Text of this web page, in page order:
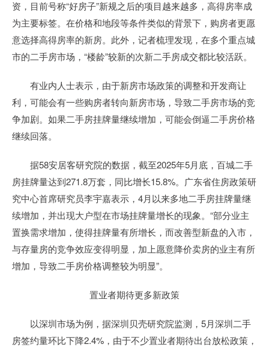
资，目前号称“好房子”新规之后的项目越来越多，高得房率成
为主要标签。在价格和地段等条件类似的背景下，购房者更愿
意选择高得房率的新房。此外，记者梳理发现，在多个重点城
市的二手房市场，“楼龄”较新的次新二手房成交都比较活跃。
有业内人士表示，由于新房市场政策的调整和开发商让
利，可能会有一些购房者转向新房市场，导致二手房市场的竞
争加剧。如果二手房挂牌量继续增加，可能会倒逼二手房价格
继续回落。
据58安居客研究院的数据，截至2025年5月底，百城二手
房挂牌量达到271.8万套，同比增长15.8%。广东省住房政策研
究中心首席研究员李宇嘉表示，4月以来多地二手房挂牌量继
续增加，并出现大户型在市场挂牌量增长的现象。“部分业主
置换需求增加，使得挂牌量有所增长，而改善型新盘的入市，
与存量房的竞争效应变得明显，加上愿意降价卖房的业主有所
增加，导致二手房价格调整较为明显”。
置业者期待更多新政策
以深圳市场为例，据深圳贝壳研究院监测，5月深圳二手
房签约量环比下降2.4%，由于不少置业者期待出台放松政策，